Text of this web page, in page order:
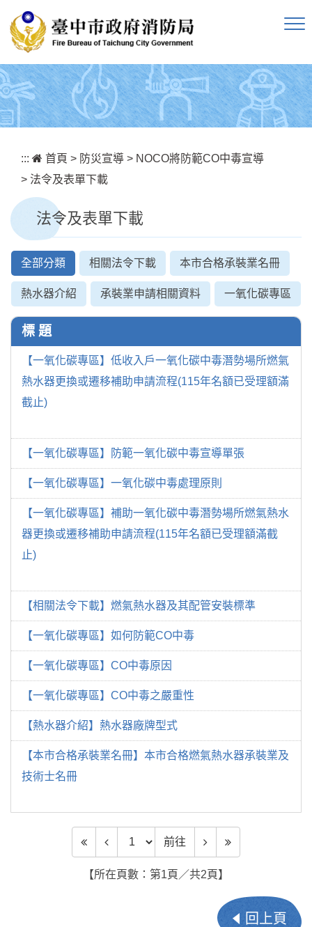
::: 首頁 > 防災宣導 > NOCO將防範CO中毒宣導
> 法令及表單下載
法令及表單下載
全部分類 相關法令下載 本市合格承裝業名冊
熱水器介紹 承裝業申請相關資料 一氧化碳專區
標 題
【一氧化碳專區】低收入戶一氧化碳中毒潛勢場所燃氣
熱水器更換或遷移補助申請流程(115年名額已受理額滿
截止)
【一氧化碳專區】防範一氧化碳中毒宣導單張
【一氧化碳專區】一氧化碳中毒處理原則
【一氧化碳專區】補助一氧化碳中毒潛勢場所燃氣熱水
器更換或遷移補助申請流程(115年名額已受理額滿截
止)
【相關法令下載】燃氣熱水器及其配管安裝標準
【一氧化碳專區】如何防範CO中毒
【一氧化碳專區】CO中毒原因
【一氧化碳專區】CO中毒之嚴重性
【熱水器介紹】熱水器廠牌型式
【本市合格承裝業名冊】本市合格燃氣熱水器承裝業及
技術士名冊
前往頁數 前往
【所在頁數：第1頁／共2頁】
回上頁